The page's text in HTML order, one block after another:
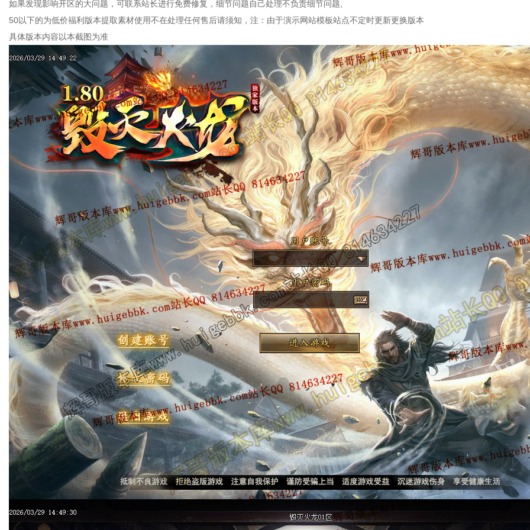
如果发现影响开区的大问题，可联系站长进行免费修复，细节问题自己处理不负责细节问题,
50以下的为低价福利版本提取素材使用不在处理任何售后请须知，注：由于演示网站模板站点不定时更新更换版本
具体版本内容以本截图为准